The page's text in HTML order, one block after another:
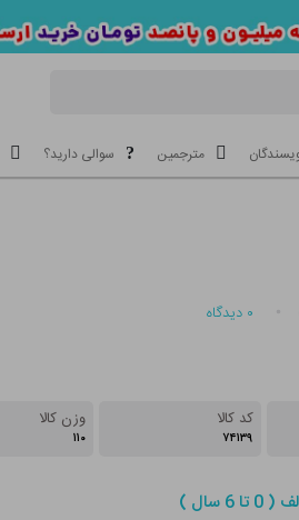
مترجمین سوالی دارید؟
۰ دیدگاه
کد کالا
۷۴۱۳۹
وزن کالا
۱۱۰
سال )